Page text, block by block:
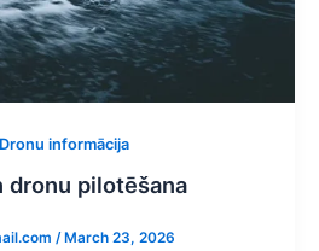
informācija
dronu pilotēšana
/ March 23, 2026